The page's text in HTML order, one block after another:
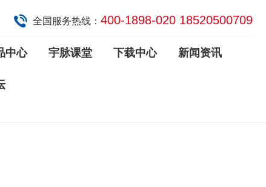
全国服务热线： 400-1898-020 18520500709
中心 宇脉课堂 下载中心 新闻资讯